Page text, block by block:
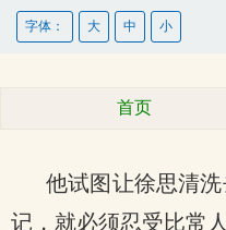
字体： 大 中 小
首页
他试图让徐思清
记，就必须忍受比常